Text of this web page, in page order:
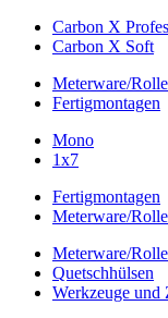
Carbon X
Carbon X Soft
Meterware/
Fertigmontagen
Mono
1x7
Fertigmontagen
Meterware/
Meterware/
Quetschhülsen
Werkzeuge und